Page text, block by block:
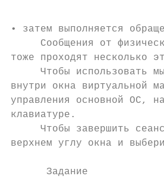
• затем выполняется
Сообщения от
тоже проходят несколько
Чтобы использовать
внутри окна виртуальной
управления основной ОС,
клавиатуре.
Чтобы завершить
верхнем углу окна и
      Задание